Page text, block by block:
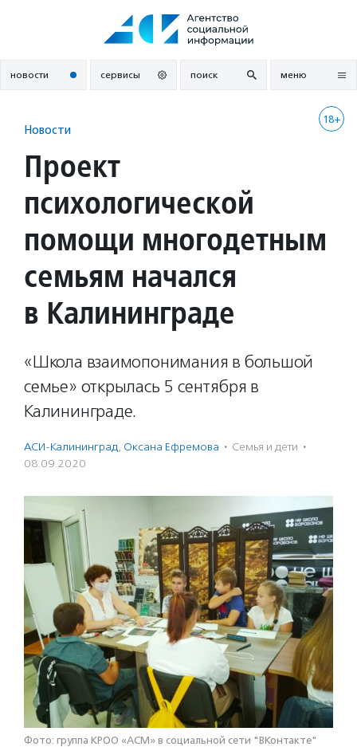
новости сервисы поиск меню
18+
Новости
Проект
психологической
помощи многодетным
семьям начался
в Калининграде
«Школа взаимопонимания в большой
семье» открылась 5 сентября в
Калининграде.
АСИ-Калининград, Оксана Ефремова · Семья и дети ·
08.09.2020
Фото: группа КРОО «АСМ» в социальной сети "ВКонтакте"